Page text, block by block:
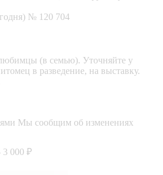
№ 120 704
(в семью). Уточняйте у
в разведение, на выставку.
Мы сообщим об изменениях
3 000 ₽